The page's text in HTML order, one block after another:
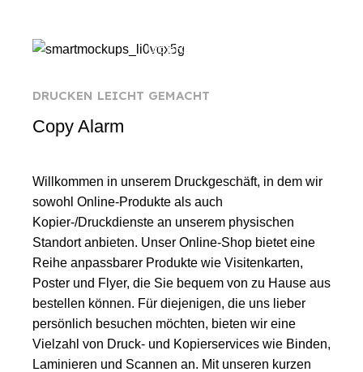
ÜBER UNS
DRUCKEN LEICHT GEMACHT
Copy Alarm
Willkommen in unserem Druckgeschäft, in dem wir
sowohl Online-Produkte als auch
Kopier-/Druckdienste an unserem physischen
Standort anbieten. Unser Online-Shop bietet eine
Reihe anpassbarer Produkte wie Visitenkarten,
Poster und Flyer, die Sie bequem von zu Hause aus
bestellen können. Für diejenigen, die uns lieber
persönlich besuchen möchten, bieten wir eine
Vielzahl von Druck- und Kopierservices wie Binden,
Laminieren und Scannen an. Mit unseren kurzen